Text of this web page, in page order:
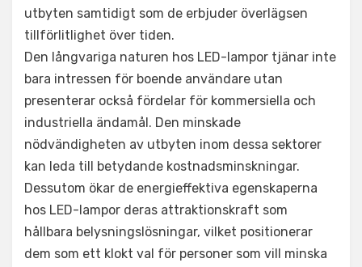
utbyten samtidigt som de erbjuder överlägsen
tillförlitlighet över tiden.
Den långvariga naturen hos LED-lampor tjänar inte
bara intressen för boende användare utan
presenterar också fördelar för kommersiella och
industriella ändamål. Den minskade
nödvändigheten av utbyten inom dessa sektorer
kan leda till betydande kostnadsminskningar.
Dessutom ökar de energieffektiva egenskaperna
hos LED-lampor deras attraktionskraft som
hållbara belysningslösningar, vilket positionerar
dem som ett klokt val för personer som vill minska